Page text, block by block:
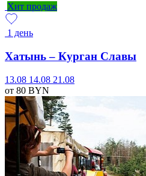
Хит продаж
1 день
Хатынь – Курган Славы
13.08 14.08 21.08
от 80 BYN